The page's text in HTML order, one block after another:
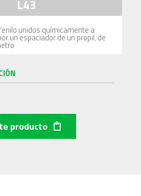
L43
unidos químicamente a
un espaciador de un propil, de
producto